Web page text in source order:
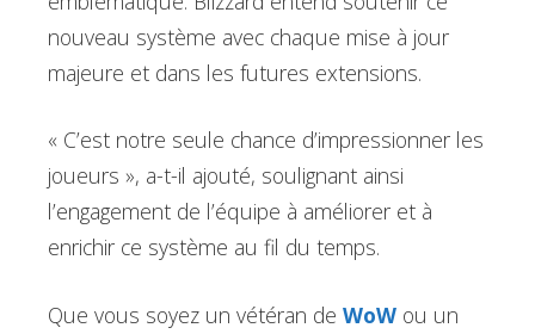
nouveau système avec chaque mise à jour
majeure et dans les futures extensions.
« C’est notre seule chance d’impressionner les
joueurs », a-t-il ajouté, soulignant ainsi
l’engagement de l’équipe à améliorer et à
enrichir ce système au fil du temps.
Que vous soyez un vétéran de WoW ou un